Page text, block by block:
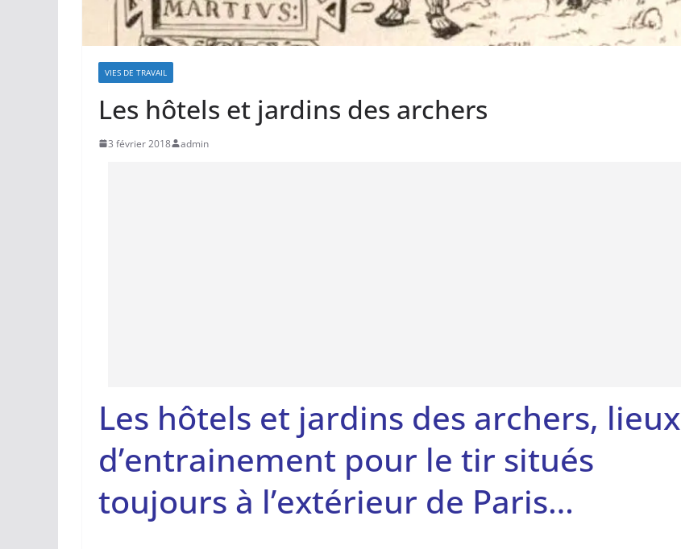
VIES DE TRAVAIL
Les hôtels et jardins des archers
3 février 2018 admin
Les hôtels et jardins des archers, lieux
d’entrainement pour le tir situés
toujours à l’extérieur de Paris…